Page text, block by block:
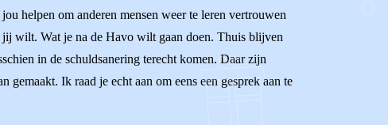
helpen om anderen mensen weer te leren vertrouwen
jij wilt. Wat je na de Havo wilt gaan doen. Thuis blijven
in de schuldsanering terecht komen. Daar zijn
Ik raad je echt aan om eens een gesprek aan te